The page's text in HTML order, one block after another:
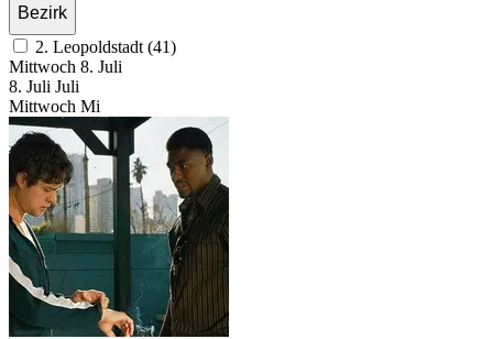
Bezirk
2. Leopoldstadt (41)
Mittwoch 8. Juli
8. Juli Juli
Mittwoch Mi